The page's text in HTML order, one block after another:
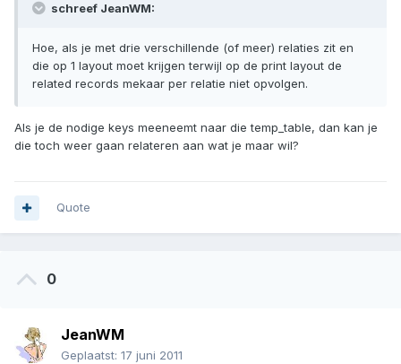
schreef JeanWM:
Hoe, als je met drie verschillende (of meer) relaties zit en
die op 1 layout moet krijgen terwijl op de print layout de
related records mekaar per relatie niet opvolgen.
Als je de nodige keys meeneemt naar die temp_table, dan kan je
die toch weer gaan relateren aan wat je maar wil?
Quote
0
JeanWM
Geplaatst: 17 juni 2011